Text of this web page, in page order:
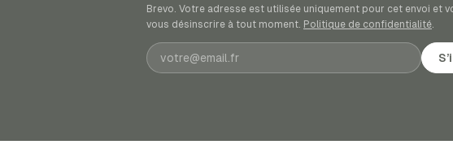
Brevo. Votre adresse est utilisée uniquement pour cet envoi et
vous désinscrire à tout moment. Politique de confidentialité.
Adresse e-mail